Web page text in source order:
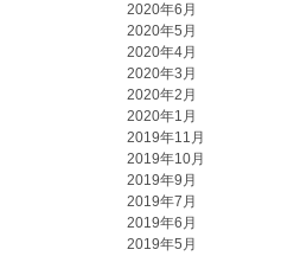
2020年6月
2020年5月
2020年4月
2020年3月
2020年2月
2020年1月
2019年11月
2019年10月
2019年9月
2019年7月
2019年6月
2019年5月